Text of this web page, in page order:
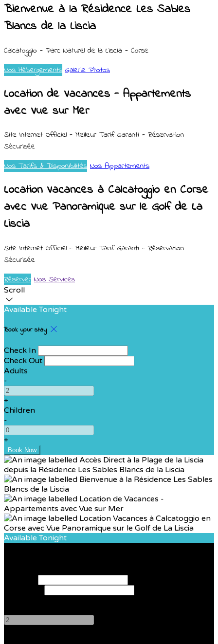
Bienvenue à la Résidence Les Sables
Blancs de la Liscia
Calcatoggio - Parc Naturel de la Liscia - Corse
Nos Hébergements Galerie Photos
Location de Vacances - Appartements
avec Vue sur Mer
Site Internet Officiel - Meilleur Tarif Garanti - Réservation
Sécurisée
Nos Tarifs & Disponibilités Nos Appartements
Location Vacances à Calcatoggio en Corse
avec Vue Panoramique sur le Golf de La
Liscia
Site Internet Officiel - Meilleur Tarif Garanti - Réservation
Sécurisée
Réserver Nos Services
Scroll
Available Tonight
Book your stay
Check In
Check Out
Adults
-
+
Children
-
+
Available Tonight